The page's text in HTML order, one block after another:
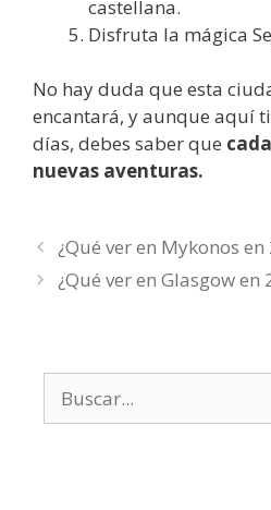
castellana.
Disfruta la mágica
No hay duda que esta
encantará, y aunque aquí
días, debes saber que
nuevas aventuras.
¿Qué ver en Mykonos en
¿Qué ver en Glasgow en